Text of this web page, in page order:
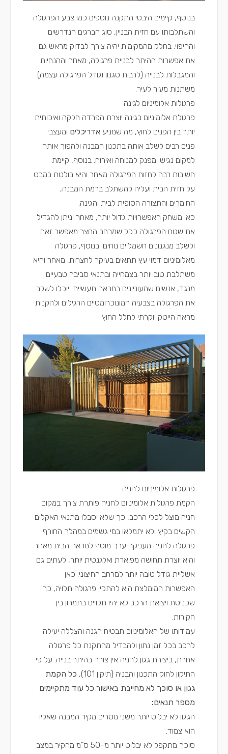
בנוסף, קיימים היבטי התקנה נוספים כמו צבע הפרגולה
והשתלבותו עם חזית הבניין, סוג הברגים הנדרשים
והחיפוי. בחלק מהמקומות יהיה צורך לבדוק מראש גם
את אפשרות ההיתר לבניית פרגולה, מאחר וההנחיות
והמגבלות לבנייה (לרבות סגנון וגודל הפרגולה עצמה)
משתנות מעיר לעיר.
פרגולות אלומיניום לגינה
פרגולת אלומיניום בגינה יוצרת הפרדה חלקה ואיכותית
יותר בין הפנים לחוץ, מה שמניע אדריכלים ומעצבי
פנים רבים לשלב אותה בתכנון המבנה ולהפוך אותה
למקום נגיש ומפנק למנוחה ואירוח. בנוסף, קיימת
חשיבות רבה לחזות הפרגולה מאחר והיא בולטת במבט
על חזית הבית ועליה להשתלב ברמת המבנה,
החומרים והתצורה הסופית לבית והגינה.
כאן משחק האפשרויות גדול יותר, מאחר וניתן להגדיל
את שטח הפרגולה ככל שמרחב החצר מאפשר זאת
ולשלב מנגנונים חשמליים נוחים. בנוסף, פרגולה
מאלומיניום דמוי עץ תתאים בעיקר לחצרות, מאחר והיא
משתלבת טוב יותר בצמחייה ובתנאי סביבה טבעיים.
מנגד, אנשים שמעוניינים במראה תעשייתי יוכלו לשלב
את הפרגולה בצבעיה המונוכרומטיים הרגילים ולהקנות
מראה הייטק יוקרתי לחלל החוץ.
פרגולות אלומיניום לחניה
הקמת פרגולות אלומיניום לחניה פותרת צורך במקום
חניה מוצל לכלי הרכב, כך שלא יסבלו מתנאי האקלים
הקשים בקיץ ולא יתמלאו במי גשמים במהלך החורף.
פרגולה לחניה מעניקה ערך מוסף למראה הבית מאחר
והיא יוצרת תחושה מפוארת ואלגנטית יותר, לעתים גם
אשליית גודל טובה יותר למרחב החיצוני. כאן
האפשרות המומלצת היא להתקין פרגולה תלויה, כך
שכניסת ויציאת הרכב לא יהיו תלויים בתמרון בין
הקורות.
עמידותו של האלומיניום תבטיח הגנה והצללה יעילה
לרכב בכל זמן נתון ולהבדיל מהתקנת כל פרגולה
אחרת, ביצירת גגון לחניה אין צורך בהיתר בנייה. על פי
התיקון לחוק התכנון והבניה (תיקון 101),
כל הקמת
גגון או סוכך לא מחייבת באישור כל עוד מתקיימים
מספר תנאים:
הגגון לא יבלוט יותר משני מטרים מקיר המבנה שאליו
הוא צמוד.
סוכך מתקפל לא יבלוט יותר מ-50 ס"מ מהקיר במצב